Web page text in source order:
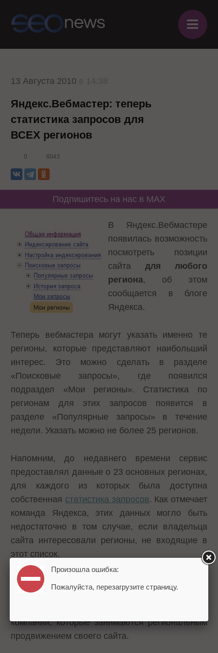
≡
13 Августа 2010
Яндекс.Вебмастер: теперь
статистика запросов для
ВСЕХ регионов
0 6043
Подпишитесь на нас в MAX
В Яндекс.Вебмастере
появилась возможность
посмотреть позиции
сайта для любого
региона, об этом
сообщается в блоге
Яндекса.
Теперь вебмастера могут указать именно те
регионы, которые представляют наибольший
интерес. Это можно сделать в разделе
«Поисковые запросы», где появился
подраздел «Мои регионы». Статистика по
регионам для этих запросов появится в
разделе «Популярные запросы» в течение
недели. Указать можно не более 25 регионов.
Напомним, до недавнего времени сервис
предоставлял данные о 23 основных регионах,
для каждого из которых была доступна
собственная статистика запросов. Как отмечает
команда Яндекса, этих данных могло быть
недостаточно в том случае, если владельца
сайта интересовали регионы, не входящие в
этот список.
Сергей Петраковский
агентства интернет-рекламы
компании, которые занимаются региональным
продвижением своего сайта.
Произошла ошибка:
Пожалуйста, перезагрузите страницу.